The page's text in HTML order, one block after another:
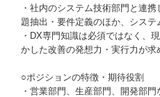
・社内のシステム技術部門と連
題抽出・要件定義のほか、シス
・DX専門知識は必須ではなく、
かした改善の発想力・実行力が求
○ポジションの特徴・期待役割
・営業部門、生産部門、開発部